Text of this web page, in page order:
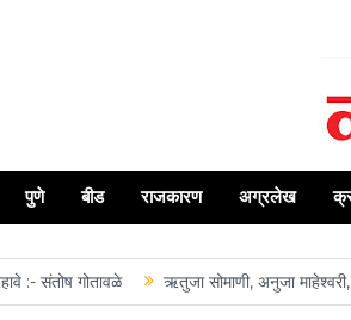
पुणे बीड राजकारण अग्रलेख
गोतावळे ऋतुजा सोमाणी, अनुजा माहेश्वरी, भूषण